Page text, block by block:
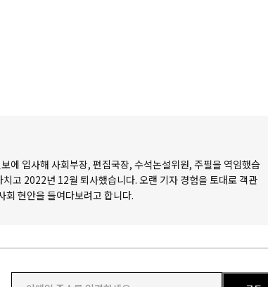
에 입사해 사회부장, 편집국장, 수석논설위원, 주필을 역임했습
고 2022년 12월 퇴사했습니다. 오랜 기자 경험을 토대로 객관
회 현안을 들여다보려고 합니다.